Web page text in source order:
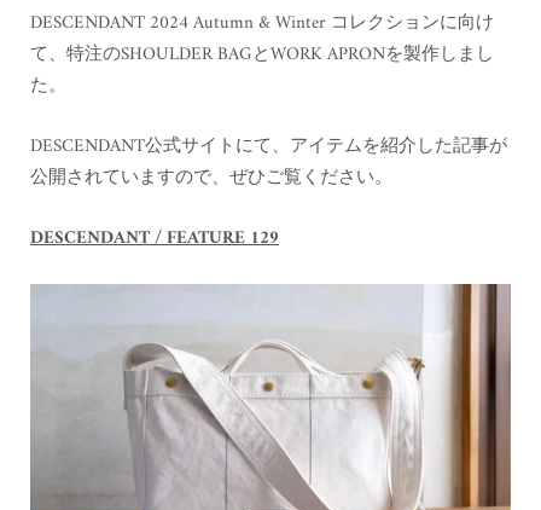
DESCENDANT 2024 Autumn & Winter コレクションに向け
て、特注のSHOULDER BAGとWORK APRONを製作しまし
た。
DESCENDANT公式サイトにて、アイテムを紹介した記事が
公開されていますので、ぜひご覧ください。
DESCENDANT / FEATURE 129